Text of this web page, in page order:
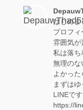
はじめま
プロフィ
雰囲気が
私は落ち
無理のな
よかった
まずは
LINEです
https://